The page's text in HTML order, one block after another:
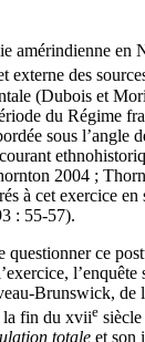
amérindienne en
externe des
(Dubois et
du Régime
sous
2004 ;
à cet exercice en
: 55-57).
ce
Brunswick, de
la fin du xviie
totale et son